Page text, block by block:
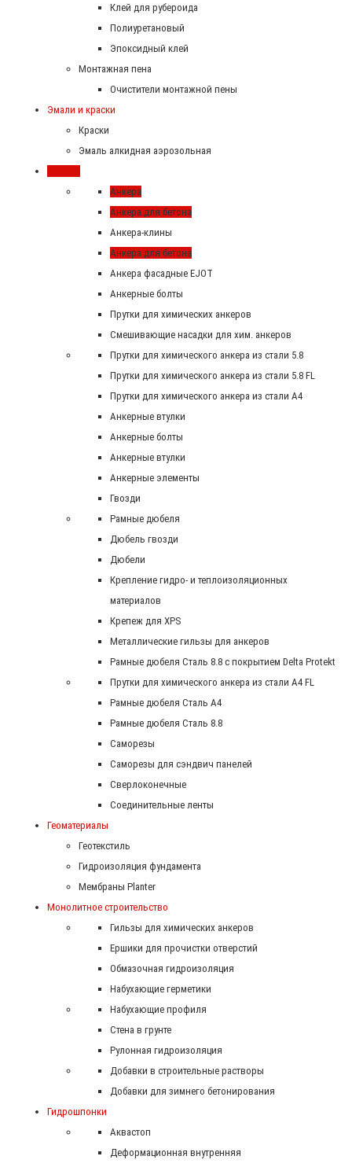
Клей для рубероида
Полиуретановый
Эпоксидный клей
Монтажная пена
Очистители монтажной пены
Эмали и краски
Краски
Эмаль алкидная аэрозольная
Анкера
Анкера для бетона
Анкера-клины
Анкера для бетона
Анкера фасадные EJOT
Анкерные болты
Прутки для химических анкеров
Смешивающие насадки для хим. анкеров
Прутки для химического анкера из стали 5.8
Прутки для химического анкера из стали 5.8 FL
Прутки для химического анкера из стали А4
Анкерные втулки
Анкерные болты
Анкерные втулки
Анкерные элементы
Гвозди
Рамные дюбеля
Дюбель гвозди
Дюбели
Крепление гидро- и теплоизоляционных
материалов
Крепеж для XPS
Металлические гильзы для анкеров
Рамные дюбеля Сталь 8.8 с покрытием Delta Protekt
Прутки для химического анкера из стали А4 FL
Рамные дюбеля Сталь A4
Рамные дюбеля Сталь 8.8
Саморезы
Саморезы для сэндвич панелей
Сверлоконечные
Соединительные ленты
Геоматериалы
Геотекстиль
Гидроизоляция фундамента
Мембраны Planter
Монолитное строительство
Гильзы для химических анкеров
Ершики для прочистки отверстий
Обмазочная гидроизоляция
Набухающие герметики
Набухающие профиля
Стена в грунте
Рулонная гидроизоляция
Добавки в строительные растворы
Добавки для зимнего бетонирования
Гидрошпонки
Аквастоп
Деформационная внутренняя